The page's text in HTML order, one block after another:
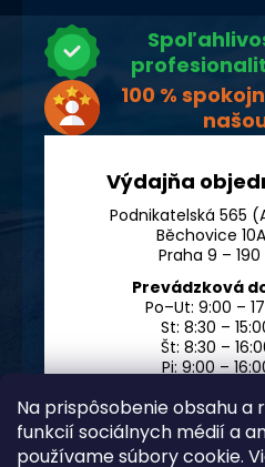
Na prispôsobenie obsahu a
funkcií sociálnych médií a
používame súbory cookie.
100 %
Výdajňa
Podnikatelská 565
Běchovice
Praha 9 – 190
Prevádzková
Po–Ut: 9:00 –
St: 8:30 –
Št: 8:30 –
Pi: 9:00 –